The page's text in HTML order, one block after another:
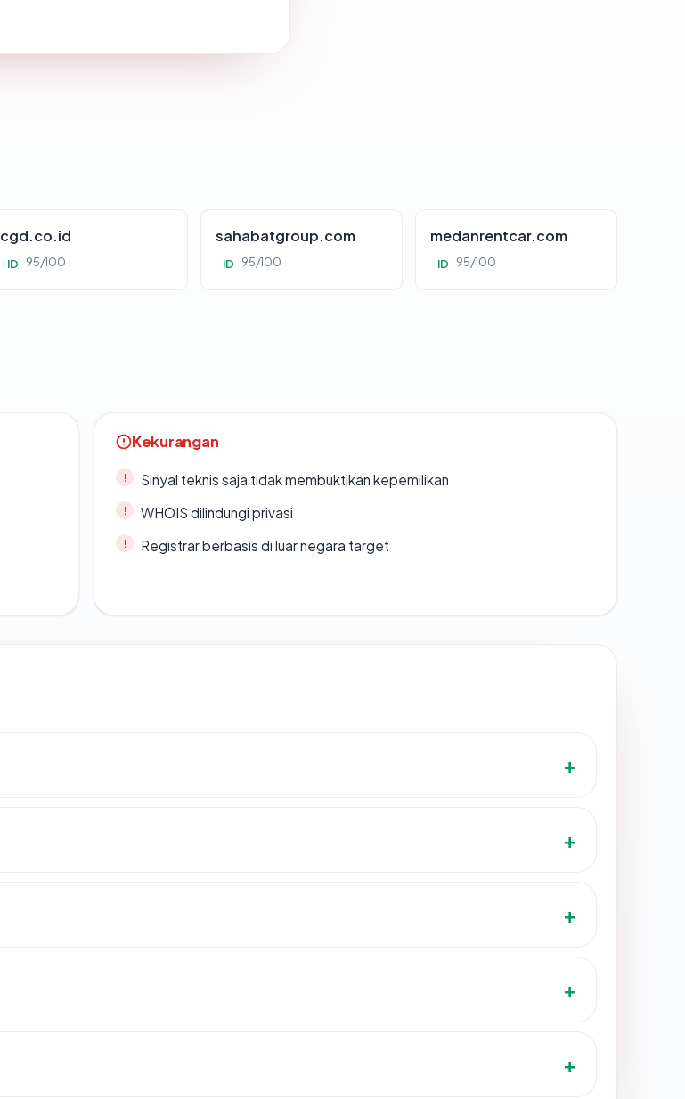
cgd.co.id
ID 95/100
sahabatgroup.com
ID 95/100
medanrentcar.com
ID 95/100
Kekurangan
Sinyal teknis saja tidak membuktikan kepemilikan
WHOIS dilindungi privasi
Registrar berbasis di luar negara target